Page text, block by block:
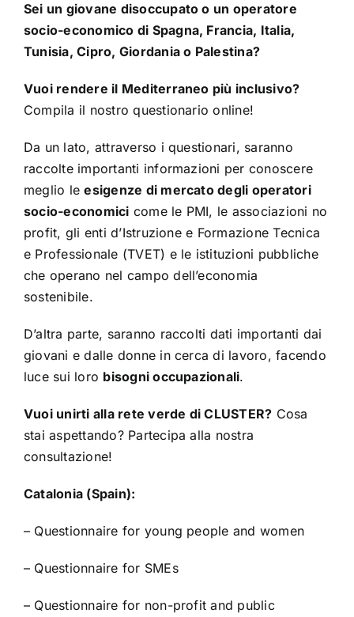
Sei un giovane disoccupato o un operatore
socio-economico di Spagna, Francia, Italia,
Tunisia, Cipro, Giordania o Palestina?
Vuoi rendere il Mediterraneo più inclusivo?
Compila il nostro questionario online!
Da un lato, attraverso i questionari, saranno
raccolte importanti informazioni per conoscere
meglio leesigenze di mercato degli operatori
socio-economici come le PMI, le associazioni no
profit, gli enti d’Istruzione e Formazione Tecnica
e Professionale (TVET) e le istituzioni pubbliche
che operano nel campo dell’economia
sostenibile.
D’altra parte, saranno raccolti dati importanti dai
giovani e dalle donne in cerca di lavoro, facendo
luce sui loro bisogni occupazionali.
Vuoi unirti alla rete verde di CLUSTER? Cosa
stai aspettando? Partecipa alla nostra
consultazione!
Catalonia (Spain):
– Questionnaire for young people and women
– Questionnaire for SMEs
– Questionnaire for non-profit and public